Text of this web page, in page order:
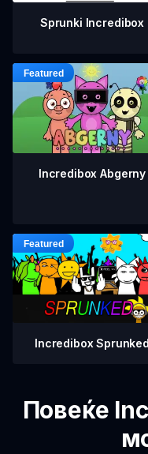
Sprunki Incredibox
Incredibox Abgerny
Incredibox Sprunked
Повеќе